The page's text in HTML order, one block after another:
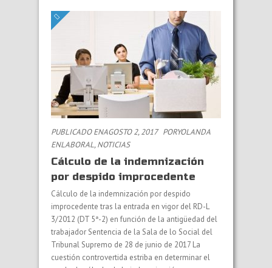
PUBLICADO ENAGOSTO 2, 2017 PORYOLANDA
ENLABORAL,NOTICIAS
Cálculo de la indemnización
por despido improcedente
Cálculo de la indemnización por despido
improcedente tras la entrada en vigor del RD-L
3/2012 (DT 5ª-2) en función de la antigüedad del
trabajador Sentencia de la Sala de lo Social del
Tribunal Supremo de 28 de junio de 2017 La
cuestión controvertida estriba en determinar el